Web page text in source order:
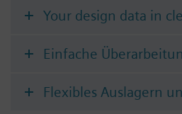
Your design data in
Einfache
Flexibles Auslagern